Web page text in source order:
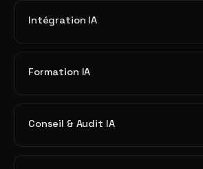
Intégration IA
Formation IA
Conseil & Audit IA